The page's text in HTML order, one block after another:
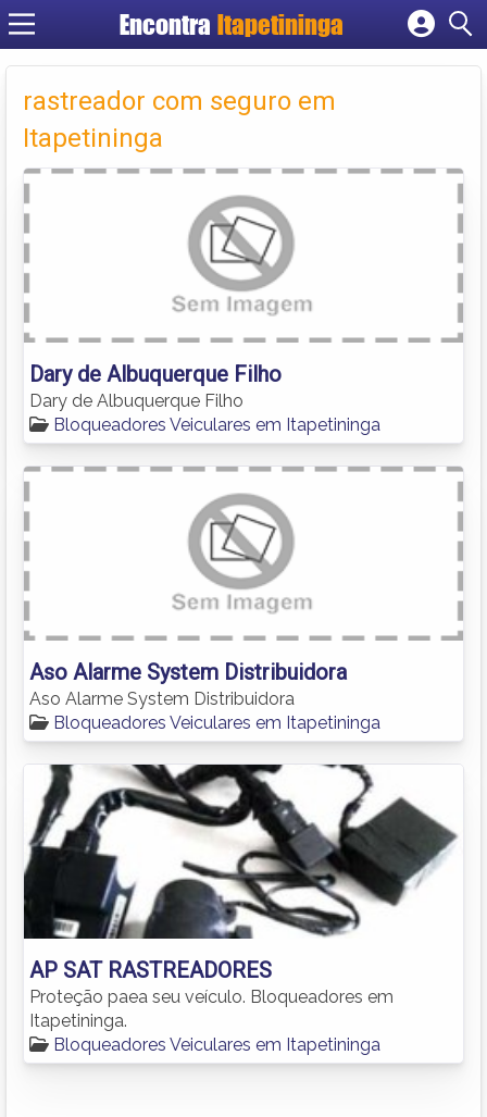
Encontra Itapetininga
Cadastrar empresa
Criar conta
rastreador com seguro em
Itapetininga
Dary de Albuquerque Filho
Dary de Albuquerque Filho
Bloqueadores Veiculares em Itapetininga
Aso Alarme System Distribuidora
Aso Alarme System Distribuidora
Bloqueadores Veiculares em Itapetininga
AP SAT RASTREADORES
Proteção paea seu veículo. Bloqueadores em
Itapetininga.
Bloqueadores Veiculares em Itapetininga